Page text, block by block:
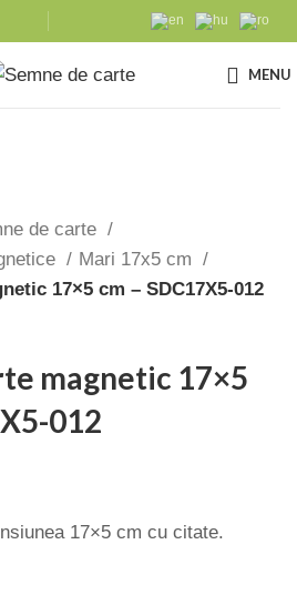
MENU
de carte
Mari 17x5 cm
17×5 cm – SDC17X5-012
magnetic 17×5
012
17×5 cm cu citate.